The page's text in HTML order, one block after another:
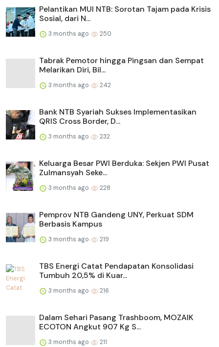
Pelantikan MUI NTB: Sorotan Tajam pada Krisis
Sosial, dari N...
3 months ago 250
Tabrak Pemotor hingga Pingsan dan Sempat
Melarikan Diri, Bil...
3 months ago 242
Bank NTB Syariah Sukses Implementasikan
QRIS Cross Border, D...
3 months ago 232
Keluarga Besar PWI Berduka: Sekjen PWI Pusat
Zulmansyah Seke...
3 months ago 228
Pemprov NTB Gandeng UNY, Perkuat SDM
Berbasis Kampus
3 months ago 219
TBS Energi Catat Pendapatan Konsolidasi
Tumbuh 20,5% di Kuar...
3 months ago 216
Dalam Sehari Pasang Trashboom, MOZAIK
ECOTON Angkut 907 Kg S...
3 months ago 211